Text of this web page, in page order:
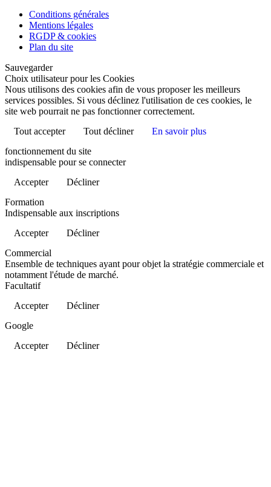
Conditions générales
Mentions légales
RGDP & cookies
Plan du site
Sauvegarder
Choix utilisateur pour les Cookies
Nous utilisons des cookies afin de vous proposer les meilleurs
services possibles. Si vous déclinez l'utilisation de ces cookies, le
site web pourrait ne pas fonctionner correctement.
Tout accepter
Tout décliner
En savoir plus
fonctionnement du site
indispensable pour se connecter
Accepter
Décliner
Formation
Indispensable aux inscriptions
Accepter
Décliner
Commercial
Ensemble de techniques ayant pour objet la stratégie commerciale et
notamment l'étude de marché.
Facultatif
Accepter
Décliner
Google
Accepter
Décliner